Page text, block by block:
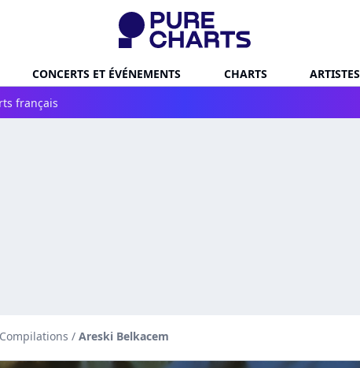
CONCERTS ET ÉVÉNEMENTS CHARTS ARTISTES
français
/ Areski Belkacem